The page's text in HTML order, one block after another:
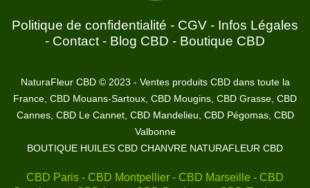
Politique de confidentialité - CGV - Infos Légales
- Contact - Blog CBD - Boutique CBD
NaturaFleur CBD © 2023 - Ventes produits CBD dans toute la
France, CBD Mouans-Sartoux, CBD Mougins, CBD Grasse, CBD
Cannes, CBD Le Cannet, CBD Mandelieu, CBD Pégomas, CBD
Valbonne
BOUTIQUE HUILES CBD CHANVRE NATURAFLEUR CBD
CBD Paris - CBD Montpellier - CBD Marseille - CBD